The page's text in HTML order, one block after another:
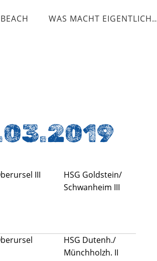
BEACH WAS MACHT
III
HSG Goldstein/
Schwanheim III
HSG Dutenh./
Münchholzh. II